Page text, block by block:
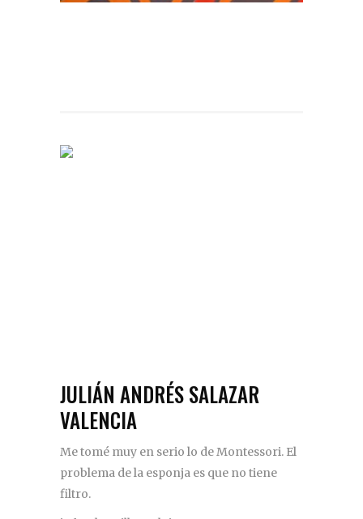
JULIÁN ANDRÉS SALAZAR
VALENCIA
Me tomé muy en serio lo de Montessori. El
problema de la esponja es que no tiene
filtro.